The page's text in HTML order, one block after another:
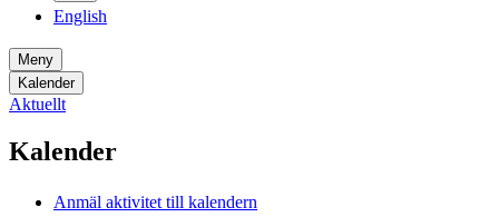
English
Meny
Kalender
Aktuellt
Kalender
Anmäl aktivitet till kalendern